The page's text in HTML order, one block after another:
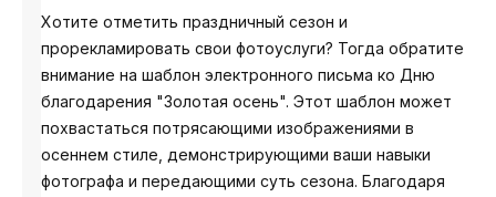
Хотите отметить праздничный сезон и
прорекламировать свои фотоуслуги? Тогда обратите
внимание на шаблон электронного письма ко Дню
благодарения "Золотая осень". Этот шаблон может
похвастаться потрясающими изображениями в
осеннем стиле, демонстрирующими ваши навыки
фотографа и передающими суть сезона. Благодаря